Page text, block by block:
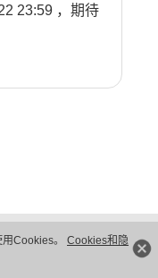
Cookies。 Cookies和隐
23:59 ，期待